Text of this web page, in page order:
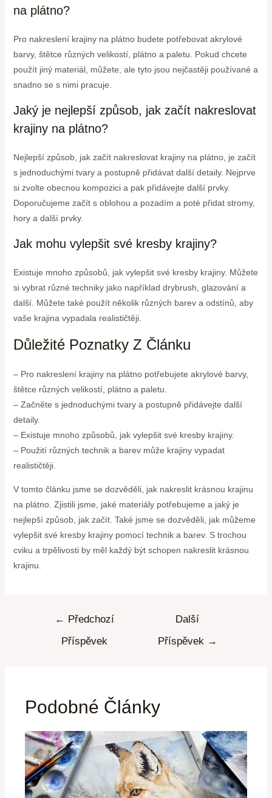
na plátno?
Pro nakreslení krajiny na plátno budete potřebovat akrylové
barvy, štětce různých velikostí, plátno a paletu. Pokud chcete
použít jiný materiál, můžete, ale tyto jsou nejčastěji používané a
snadno se s nimi pracuje.
Jaký je nejlepší způsob, jak začít nakreslovat
krajiny na plátno?
Nejlepší způsob, jak začít nakreslovat krajiny na plátno, je začít
s jednoduchými tvary a postupně přidávat další detaily. Nejprve
si zvolte obecnou kompozici a pak přidávejte další prvky.
Doporučujeme začít s oblohou a pozadím a poté přidat stromy,
hory a další prvky.
Jak mohu vylepšit své kresby krajiny?
Existuje mnoho způsobů, jak vylepšit své kresby krajiny. Můžete
si vybrat různé techniky jako například drybrush, glazování a
další. Můžete také použít několik různých barev a odstínů, aby
vaše krajina vypadala realističtěji.
Důležité Poznatky Z Článku
– Pro nakreslení krajiny na plátno potřebujete akrylové barvy,
štětce různých velikostí, plátno a paletu.
– Začněte s jednoduchými tvary a postupně přidávejte další
detaily.
– Existuje mnoho způsobů, jak vylepšit své kresby krajiny.
– Použití různých technik a barev může krajiny vypadat
realističtěji.
V tomto článku jsme se dozvěděli, jak nakreslit krásnou krajinu
na plátno. Zjistili jsme, jaké materiály potřebujeme a jaký je
nejlepší způsob, jak začít. Také jsme se dozvěděli, jak můžeme
vylepšit své kresby krajiny pomocí technik a barev. S trochou
cviku a trpělivosti by měl každý být schopen nakreslit krásnou
krajinu.
← Předchozí
Příspěvek
Další
Příspěvek →
Podobné Články